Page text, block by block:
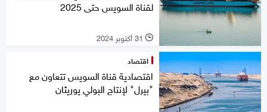
لقناة السويس حتى 2025
l 31 أكتوبر 2024
اقتصاد
اقتصادية قناة السويس تتعاون مع
"بيرل" لإنتاج البولي يوريثان